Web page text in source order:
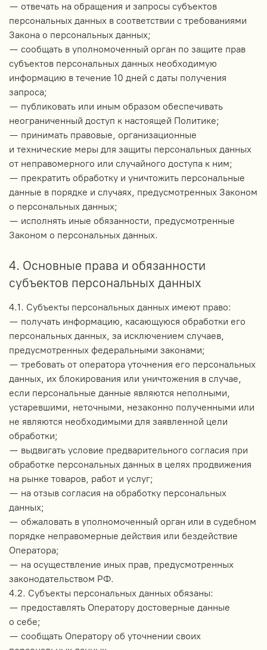
— отвечать на обращения и запросы субъектов
персональных данных в соответствии с требованиями
Закона о персональных данных;
— сообщать в уполномоченный орган по защите прав
субъектов персональных данных необходимую
информацию в течение 10 дней с даты получения
запроса;
— публиковать или иным образом обеспечивать
неограниченный доступ к настоящей Политике;
— принимать правовые, организационные
и технические меры для защиты персональных данных
от неправомерного или случайного доступа к ним;
— прекратить обработку и уничтожить персональные
данные в порядке и случаях, предусмотренных Законом
о персональных данных;
— исполнять иные обязанности, предусмотренные
Законом о персональных данных.
4. Основные права и обязанности
субъектов персональных данных
4.1. Субъекты персональных данных имеют право:
— получать информацию, касающуюся обработки его
персональных данных, за исключением случаев,
предусмотренных федеральными законами;
— требовать от оператора уточнения его персональных
данных, их блокирования или уничтожения в случае,
если персональные данные являются неполными,
устаревшими, неточными, незаконно полученными или
не являются необходимыми для заявленной цели
обработки;
— выдвигать условие предварительного согласия при
обработке персональных данных в целях продвижения
на рынке товаров, работ и услуг;
— на отзыв согласия на обработку персональных
данных;
— обжаловать в уполномоченный орган или в судебном
порядке неправомерные действия или бездействие
Оператора;
— на осуществление иных прав, предусмотренных
законодательством РФ.
4.2. Субъекты персональных данных обязаны:
— предоставлять Оператору достоверные данные
о себе;
— сообщать Оператору об уточнении своих